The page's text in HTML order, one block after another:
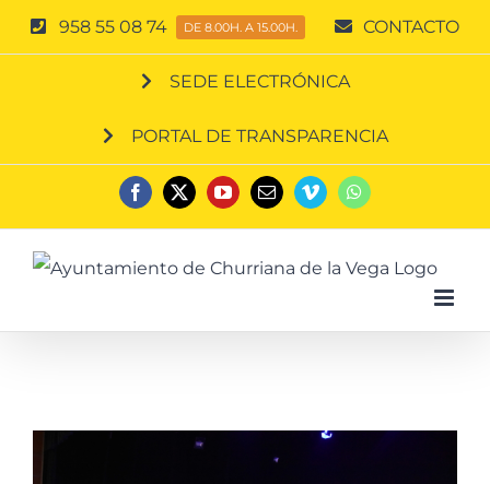
Saltar
al
958 55 08 74 DE 8.00H. A 15.00H. CONTACTO
SEDE ELECTRÓNICA
PORTAL DE TRANSPARENCIA
Facebook
X YouTubeCorreoVimeoWhatsApp